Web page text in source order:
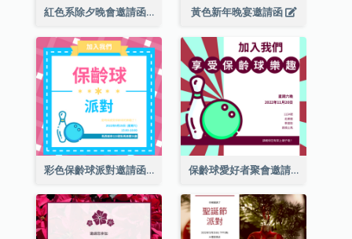
紅色系除夕晚會邀請函 黃色新年晚宴邀請函
彩色保齡球派對邀請函 保齡球愛好者聚會邀請函